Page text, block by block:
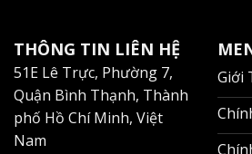
THÔNG TIN LIÊN HỆ
51E Lê Trực, Phường 7,
Quận Bình Thạnh, Thành
phố Hồ Chí Minh, Việt
Nam
Giới